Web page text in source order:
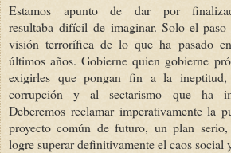
Estamos apunto de dar por
resultaba difícil de imaginar. Solo el
visión terrorífica de lo que ha pasado
últimos años. Gobierne quien gobierne
exigirles que pongan fin a la
corrupción y al sectarismo que ha
Deberemos reclamar imperativamente la
proyecto común de futuro, un plan
logre superar definitivamente el caos social